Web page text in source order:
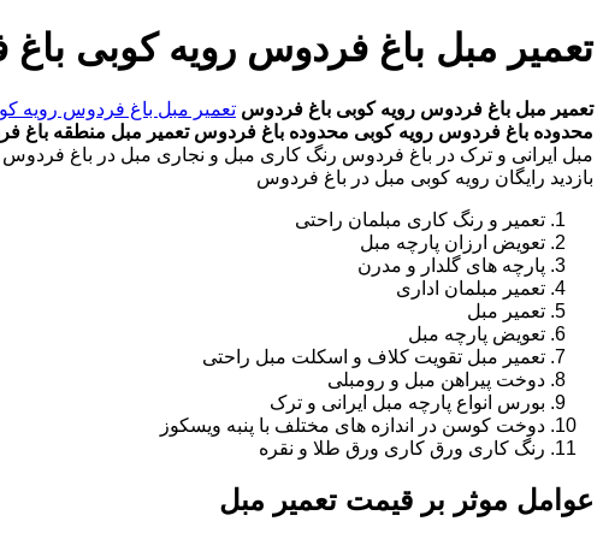
تعمیر مبل باغ فردوس رویه کوبی
تعمیر مبل باغ فردوس رویه کوبی باغ فردوس تعمیر مبل باغ فردوس رویه
محدوده باغ فردوس رویه کوبی محدوده باغ فردوستعمیر مبل منطقه باغ
مبل ایرانی و ترک در باغ فردوس رنگ کاری مبل و نجاری مبل در باغ
بازدید رایگان رویه کوبی مبل در باغ فردوس
تعمیر و رنگ کاری مبلمان راحتی
تعویض ارزان پارچه مبل
پارچه های گلدار و مدرن
تعمیر مبلمان اداری
تعمیر مبل
تعویض پارچه مبل
تعمیر مبل تقویت کلاف و اسکلت مبل راحتی
دوخت پیراهن مبل و رومبلی
بورس انواع پارچه مبل ایرانی و ترک
دوخت کوسن در اندازه های مختلف با پنبه ویسکوز
رنگ کاری ورق کاری ورق طلا و نقره
عوامل موثر بر قیمت تعمیر مبل